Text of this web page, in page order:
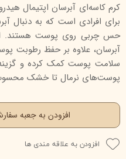
کرم کاسه‌ای آبرسان اپتیمال
برای افرادی است که به دنبال
حس چربی روی پوست هستند.
آبرسان، علاوه بر حفظ رطوبت
سلامت پوست کمک کرده و
پوست‌های نرمال تا خشک
افزودن به جعبه
افزودن به علاقه مندی ها